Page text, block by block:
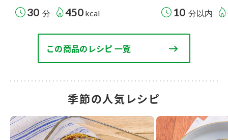
30 分 450 kcal 10 分以内
この商品のレシピ 一覧
季節の人気レシピ